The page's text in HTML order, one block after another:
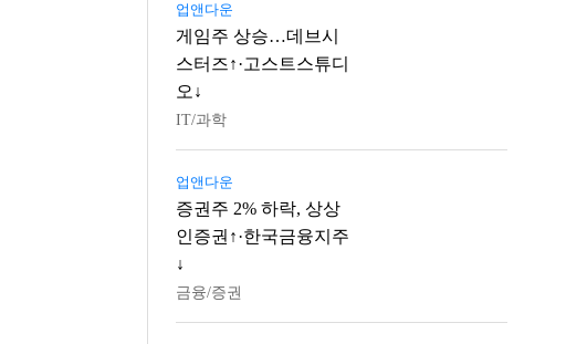
업앤다운
게임주 상승…데브시
스터즈↑·고스트스튜디
오↓
IT/과학
업앤다운
증권주 2% 하락, 상상
인증권↑·한국금융지주
↓
금융/증권